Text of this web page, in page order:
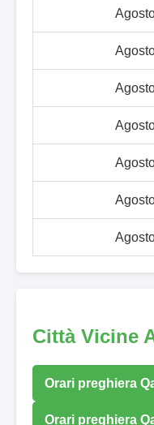
Città Vicine
Orari preghiera
Orari preghiera